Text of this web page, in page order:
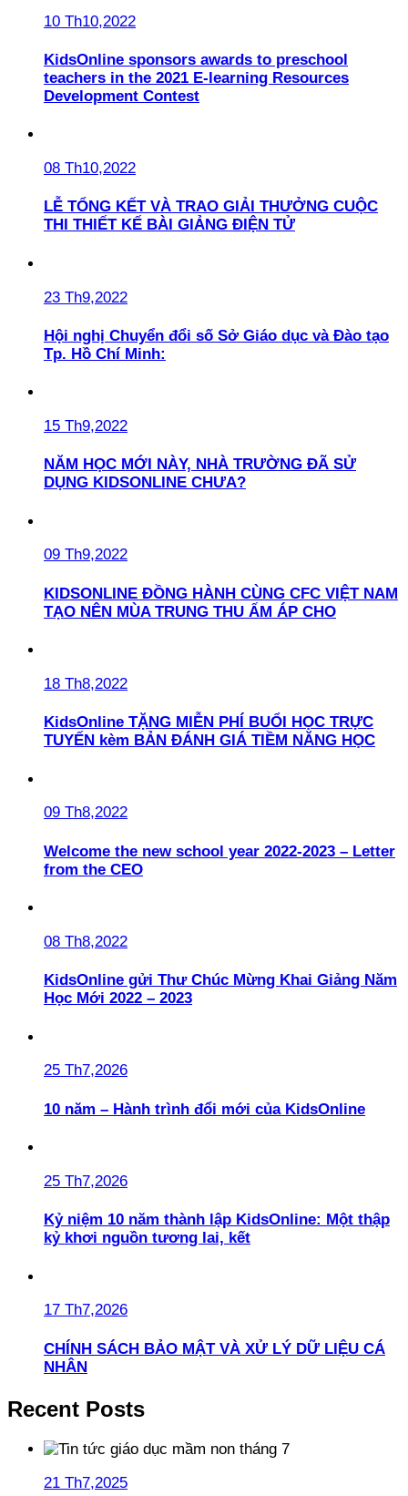
10 Th10,2022
KidsOnline sponsors awards to preschool
teachers in the 2021 E-learning Resources
Development Contest
08 Th10,2022
LỄ TỔNG KẾT VÀ TRAO GIẢI THƯỞNG CUỘC
THI THIẾT KẾ BÀI GIẢNG ĐIỆN TỬ
23 Th9,2022
Hội nghị Chuyển đổi số Sở Giáo dục và Đào tạo
Tp. Hồ Chí Minh:
15 Th9,2022
NĂM HỌC MỚI NÀY, NHÀ TRƯỜNG ĐÃ SỬ
DỤNG KIDSONLINE CHƯA?
09 Th9,2022
KIDSONLINE ĐỒNG HÀNH CÙNG CFC VIỆT NAM
TẠO NÊN MÙA TRUNG THU ẤM ÁP CHO
18 Th8,2022
KidsOnline TẶNG MIỄN PHÍ BUỔI HỌC TRỰC
TUYẾN kèm BẢN ĐÁNH GIÁ TIỀM NĂNG HỌC
09 Th8,2022
Welcome the new school year 2022-2023 – Letter
from the CEO
08 Th8,2022
KidsOnline gửi Thư Chúc Mừng Khai Giảng Năm
Học Mới 2022 – 2023
25 Th7,2026
10 năm – Hành trình đổi mới của KidsOnline
25 Th7,2026
Kỷ niệm 10 năm thành lập KidsOnline: Một thập
kỷ khơi nguồn tương lai, kết
17 Th7,2026
CHÍNH SÁCH BẢO MẬT VÀ XỬ LÝ DỮ LIỆU CÁ
NHÂN
Recent Posts
21 Th7,2025